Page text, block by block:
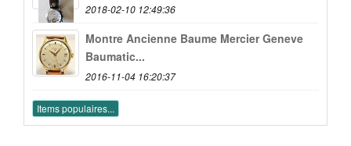
2018-02-10 12:49:36
Montre Ancienne Baume Mercier Geneve
Baumatic...
2016-11-04 16:20:37
Items populaires...